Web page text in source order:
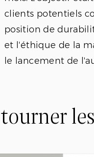
clients potentiels
position de
et l'éthique de la
le lancement de